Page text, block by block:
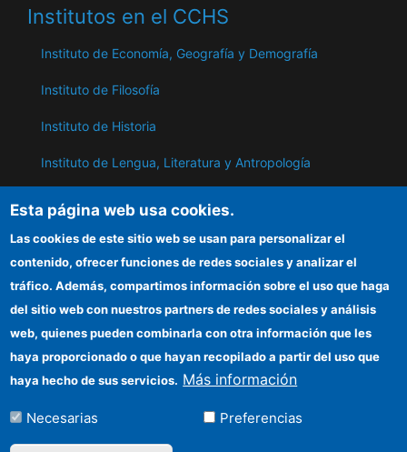
Institutos en el CCHS
Instituto de Economía, Geografía y Demografía
Instituto de Filosofía
Instituto de Historia
Instituto de Lengua, Literatura y Antropología
Oriente Próximo
ILC
Sede electrónica CSIC
Información para proveedores
Organismos financiadores
Esta página web usa cookies.
Las cookies de este sitio web se usan para personalizar el
contenido, ofrecer funciones de redes sociales y analizar el
tráfico. Además, compartimos información sobre el uso que haga
del sitio web con nuestros partners de redes sociales y análisis
web, quienes pueden combinarla con otra información que les
haya proporcionado o que hayan recopilado a partir del uso que
haya hecho de sus servicios. Más información
Necesarias Preferencias